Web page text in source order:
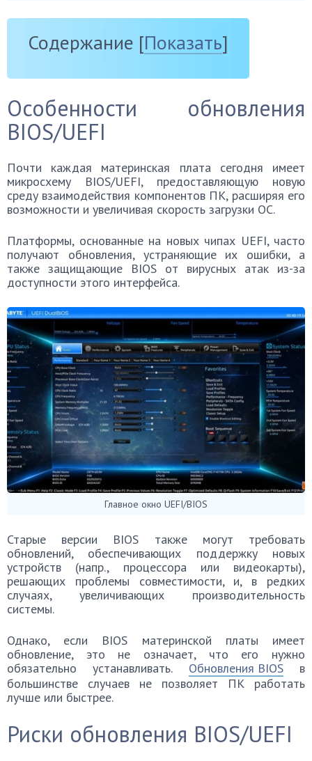
Содержание [Показать]
Особенности обновления
BIOS/UEFI
Почти каждая материнская плата сегодня имеет
микросхему BIOS/UEFI, предоставляющую новую
среду взаимодействия компонентов ПК, расширяя его
возможности и увеличивая скорость загрузки ОС.
Платформы, основанные на новых чипах UEFI, часто
получают обновления, устраняющие их ошибки, а
также защищающие BIOS от вирусных атак из-за
доступности этого интерфейса.
Главное окно UEFI/BIOS
Старые версии BIOS также могут требовать
обновлений, обеспечивающих поддержку новых
устройств (напр., процессора или видеокарты),
решающих проблемы совместимости, и, в редких
случаях, увеличивающих производительность
системы.
Однако, если BIOS материнской платы имеет
обновление, это не означает, что его нужно
обязательно устанавливать. Обновления BIOSв
большинстве случаев не позволяет ПК работать
лучше или быстрее.
Риски обновления BIOS/UEFI